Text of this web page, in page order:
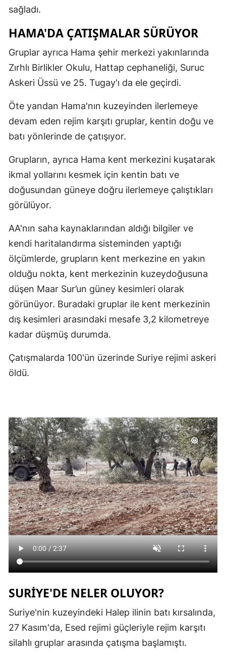
Kars
Kastamonu
Kırşehir
Konya
Mardin
Muş
Nevşehir
Samsun
Siirt
Sinop
Sivas
Tekirdağ
Tokat
Trabzon
Tunceli
Uşak
sağladı.
HAMA'DA ÇATIŞMALAR SÜRÜYOR
Gruplar ayrıca Hama şehir merkezi yakınlarında
Zırhlı Birlikler Okulu, Hattap cephaneliği, Suruc
Askeri Üssü ve 25. Tugay'ı da ele geçirdi.
Öte yandan Hama'nın kuzeyinden ilerlemeye
devam eden rejim karşıtı gruplar, kentin doğu ve
batı yönlerinde de çatışıyor.
Grupların, ayrıca Hama kent merkezini kuşatarak
ikmal yollarını kesmek için kentin batı ve
doğusundan güneye doğru ilerlemeye çalıştıkları
görülüyor.
AA'nın saha kaynaklarından aldığı bilgiler ve
kendi haritalandırma sisteminden yaptığı
ölçümlerde, grupların kent merkezine en yakın
olduğu nokta, kent merkezinin kuzeydoğusuna
düşen Maar Sur’un güney kesimleri olarak
görünüyor. Buradaki gruplar ile kent merkezinin
dış kesimleri arasındaki mesafe 3,2 kilometreye
kadar düşmüş durumda.
Çatışmalarda 100'ün üzerinde Suriye rejimi askeri
öldü.
SURİYE'DE NELER OLUYOR?
Suriye'nin kuzeyindeki Halep ilinin batı kırsalında,
27 Kasım'da, Esed rejimi güçleriyle rejim karşıtı
silahlı gruplar arasında çatışma başlamıştı.